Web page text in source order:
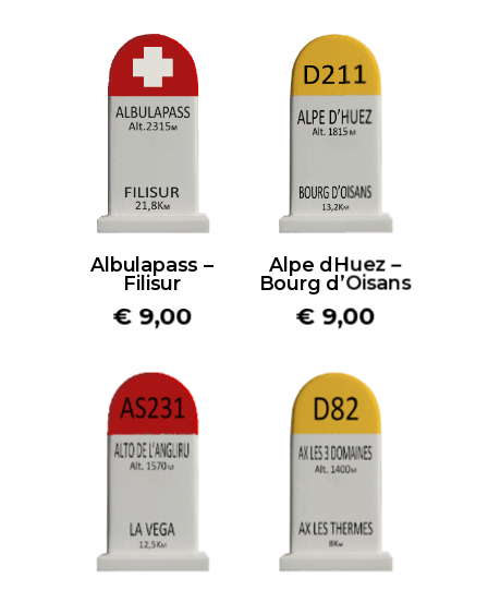
Albulapass –
Filisur
€ 9,00
Alpe dHuez –
Bourg d’Oisans
€ 9,00